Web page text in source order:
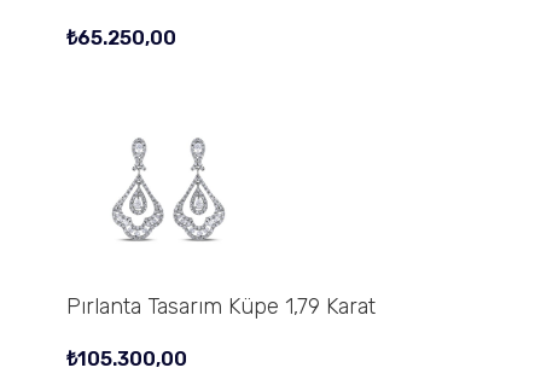
₺65.250,00
Pırlanta Tasarım Küpe 1,79 Karat
₺105.300,00